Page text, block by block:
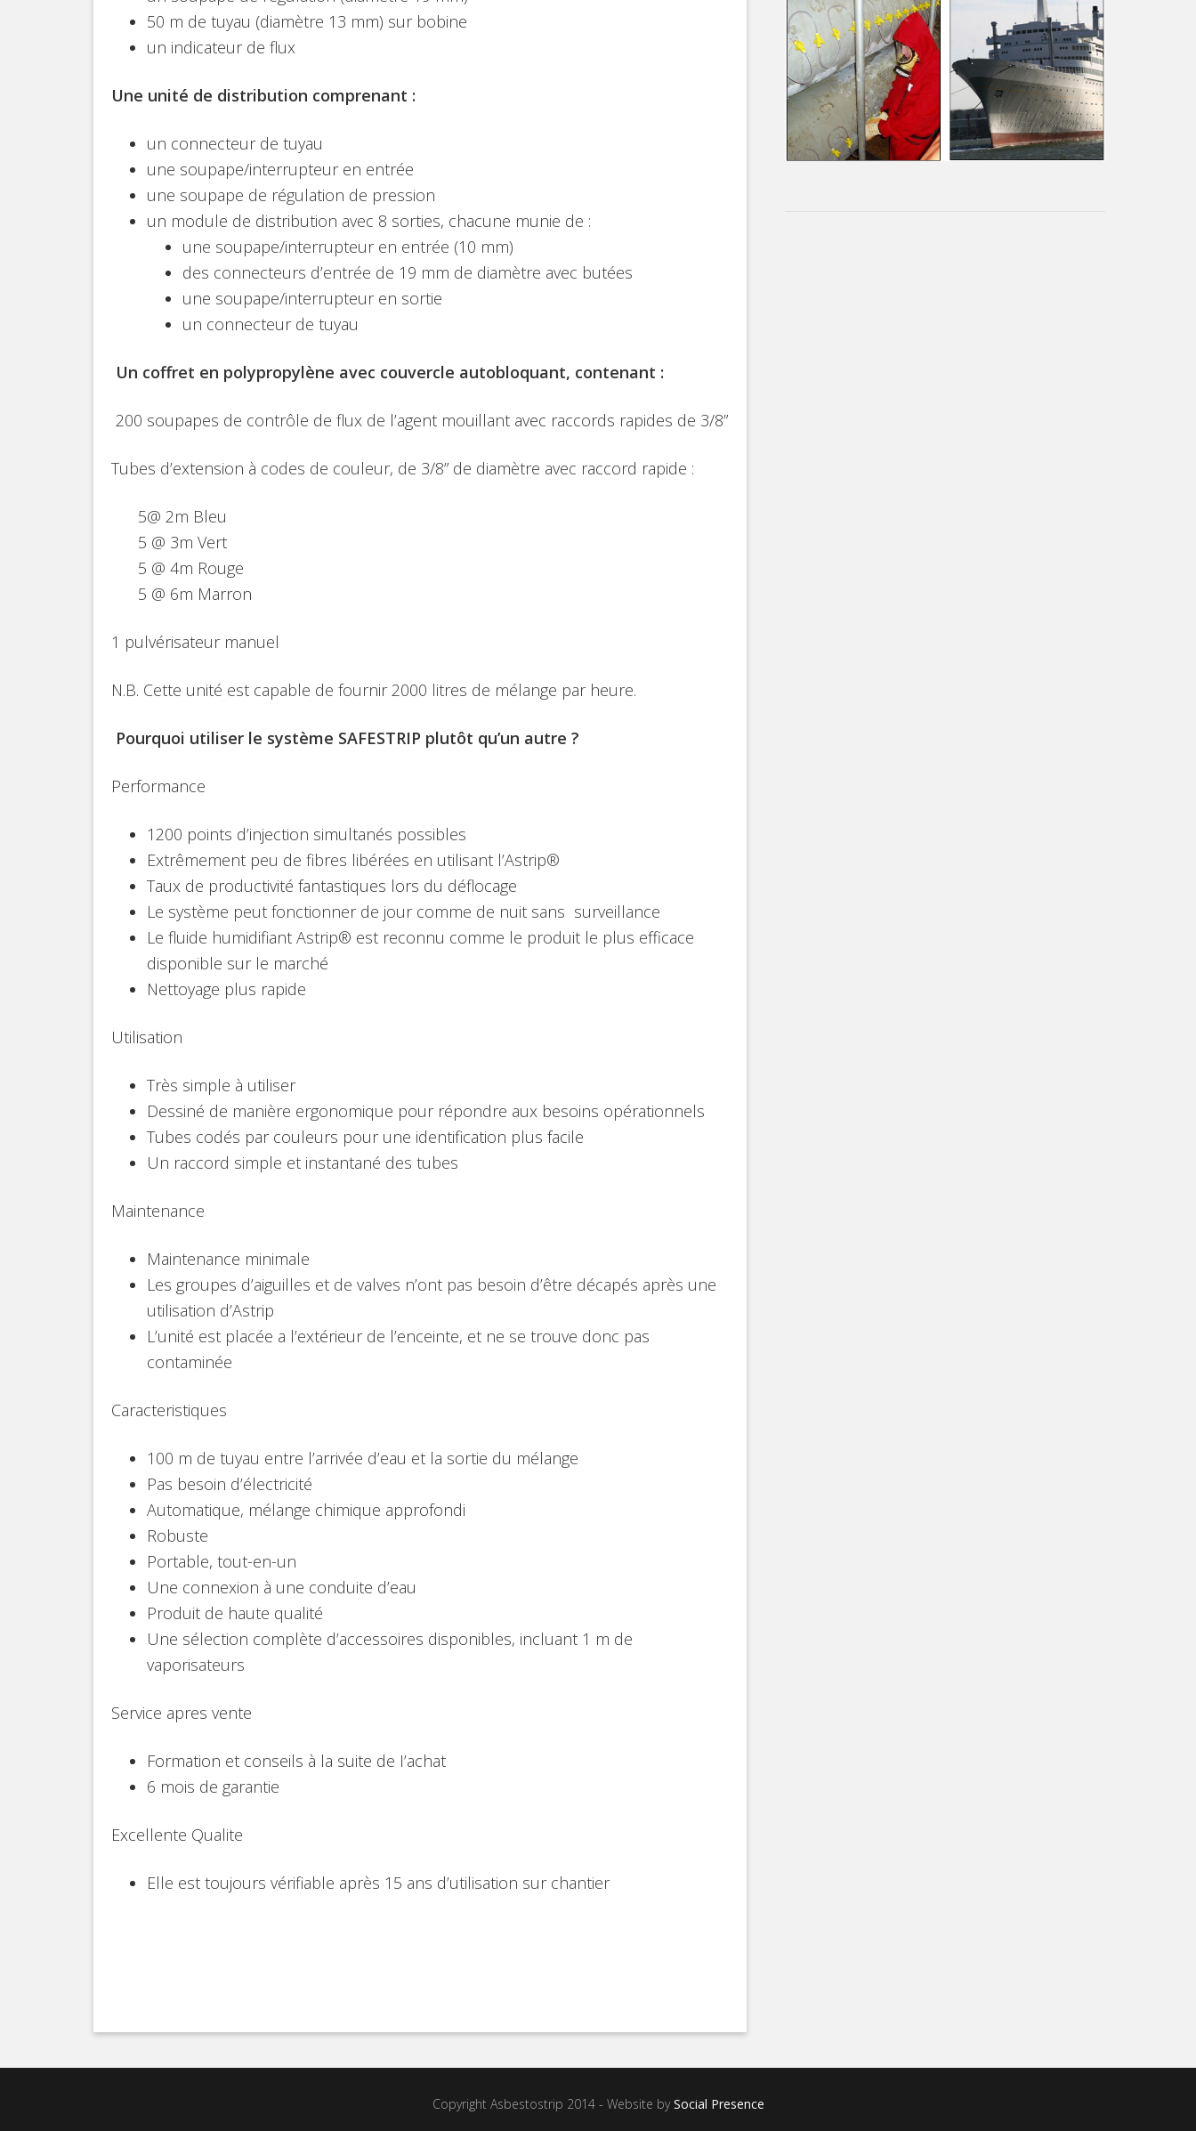
50 m de tuyau (diamètre 13 mm) sur bobine
un indicateur de flux
Une unité de distribution comprenant :
un connecteur de tuyau
une soupape/interrupteur en entrée
une soupape de régulation de pression
un module de distribution avec 8 sorties, chacune munie de :
une soupape/interrupteur en entrée (10 mm)
des connecteurs d’entrée de 19 mm de diamètre avec butées
une soupape/interrupteur en sortie
un connecteur de tuyau
Un coffret en polypropylène avec couvercle autobloquant, contenant :
200 soupapes de contrôle de flux de l’agent mouillant avec raccords rapides de 3/8”
Tubes d’extension à codes de couleur, de 3/8” de diamètre avec raccord rapide :
5@ 2m Bleu
5 @ 3m Vert
5 @ 4m Rouge
5 @ 6m Marron
1 pulvérisateur manuel
N.B. Cette unité est capable de fournir 2000 litres de mélange par heure.
Pourquoi utiliser le système SAFESTRIP plutôt qu’un autre ?
Performance
1200 points d’injection simultanés possibles
Extrêmement peu de fibres libérées en utilisant l’Astrip®
Taux de productivité fantastiques lors du déflocage
Le système peut fonctionner de jour comme de nuit sans surveillance
Le fluide humidifiant Astrip® est reconnu comme le produit le plus efficace
disponible sur le marché
Nettoyage plus rapide
Utilisation
Très simple à utiliser
Dessiné de manière ergonomique pour répondre aux besoins opérationnels
Tubes codés par couleurs pour une identification plus facile
Un raccord simple et instantané des tubes
Maintenance
Maintenance minimale
Les groupes d’aiguilles et de valves n’ont pas besoin d’être décapés après une
utilisation d’Astrip
L’unité est placée a l’extérieur de l’enceinte, et ne se trouve donc pas
contaminée
Caracteristiques
100 m de tuyau entre l’arrivée d’eau et la sortie du mélange
Pas besoin d’électricité
Automatique, mélange chimique approfondi
Robuste
Portable, tout-en-un
Une connexion à une conduite d’eau
Produit de haute qualité
Une sélection complète d’accessoires disponibles, incluant 1 m de
vaporisateurs
Service apres vente
Formation et conseils à la suite de I’achat
6 mois de garantie
Excellente Qualite
Elle est toujours vérifiable après 15 ans d’utilisation sur chantier
Copyright Asbestostrip 2014 - Website bySocial Presence